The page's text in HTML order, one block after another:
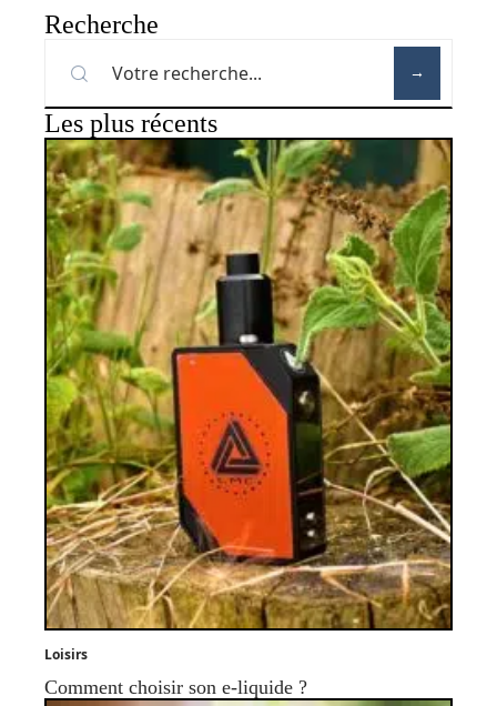
Recherche
Les plus récents
Loisirs
Comment choisir son e-liquide ?